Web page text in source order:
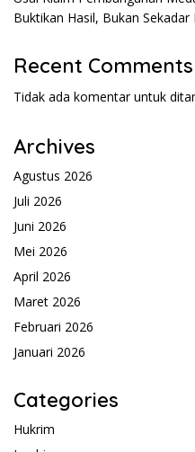
Buktikan Hasil, Bukan
Recent Comments
Tidak ada komentar untuk
Archives
Agustus 2026
Juli 2026
Juni 2026
Mei 2026
April 2026
Maret 2026
Februari 2026
Januari 2026
Categories
Hukrim